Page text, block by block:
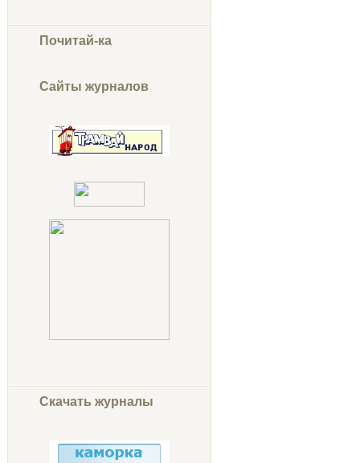
Почитай-ка
Сайты журналов
Скачать журналы